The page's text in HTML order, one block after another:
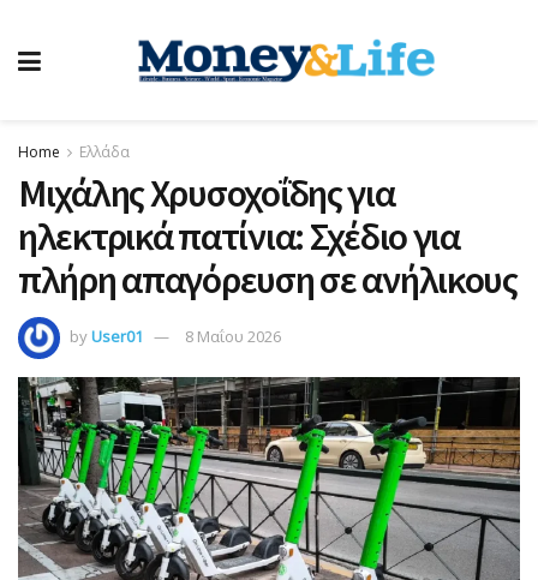
Home Ελλάδα
Μιχάλης Χρυσοχοΐδης για
ηλεκτρικά πατίνια: Σχέδιο για
πλήρη απαγόρευση σε ανήλικους
byUser01 8 Μαΐου 2026